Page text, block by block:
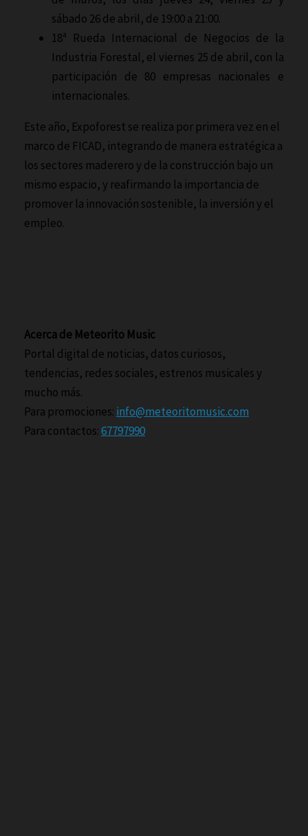
sábado 26 de abril, de 19:00 a 21:00.
18ª Rueda Internacional de Negocios de la
Industria Forestal, el viernes 25 de abril, con la
participación de 80 empresas nacionales e
internacionales.
Este año, Expoforest se realiza por primera vez en el
marco de FICAD, integrando de manera estratégica a
los sectores maderero y de la construcción bajo un
mismo espacio, y reafirmando la importancia de
promover la innovación sostenible, la inversión y el
empleo.
Acerca de Meteorito Music
Portal digital de noticias, datos curiosos,
tendencias, redes sociales, estrenos musicales y
mucho más.
Para promociones: info@meteoritomusic.com
Para contactos:67797990